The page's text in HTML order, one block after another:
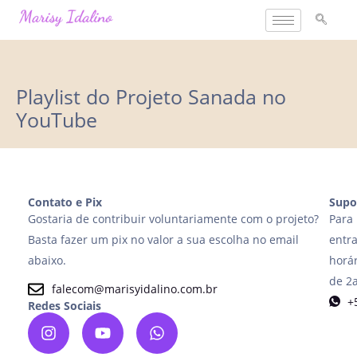
Playlist do Projeto Sanada no
YouTube
Contato e Pix
Gostaria de contribuir voluntariamente com o projeto?
Basta fazer um pix no valor a sua escolha no email
abaixo.
falecom@marisyidalino.com.br
Redes Sociais
I
n
s
Y
o
u
W
h
a
de